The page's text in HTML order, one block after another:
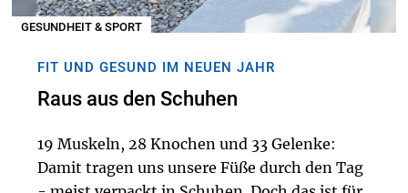
GESUNDHEIT & SPORT
FIT UND GESUND IM NEUEN JAHR
Raus aus den Schuhen
19 Muskeln, 28 Knochen und 33 Gelenke:
Damit tragen uns unsere Füße durch den Tag